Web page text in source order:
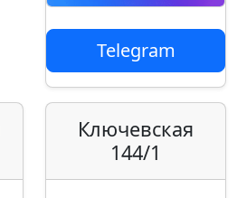
Telegram
Ключевская
144/1